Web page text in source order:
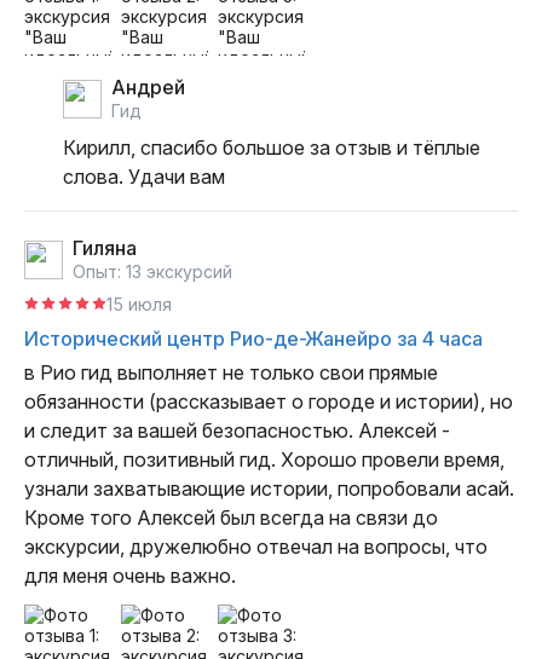
Андрей
гид
Кирилл, спасибо большое за отзыв и тёплые
слова. Удачи вам
Гиляна
Опыт: 13 экскурсий
15 июля
Исторический центр Рио-де-Жанейро за 4 часа
в Рио гид выполняет не только свои прямые
обязанности (рассказывает о городе и истории), но
и следит за вашей безопасностью. Алексей -
отличный, позитивный гид. Хорошо провели время,
узнали захватывающие истории, попробовали асай.
Кроме того Алексей был всегда на связи до
экскурсии, дружелюбно отвечал на вопросы, что
для меня очень важно.